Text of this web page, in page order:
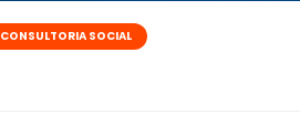
CONSULTORIA SOCIAL